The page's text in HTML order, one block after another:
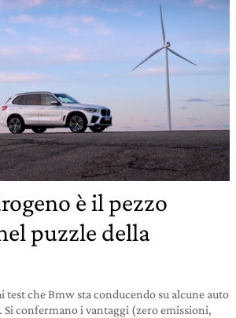
è il pezzo
puzzle della
test che Bmw sta conducendo su alcune auto
Si confermano i vantaggi (zero emissioni,